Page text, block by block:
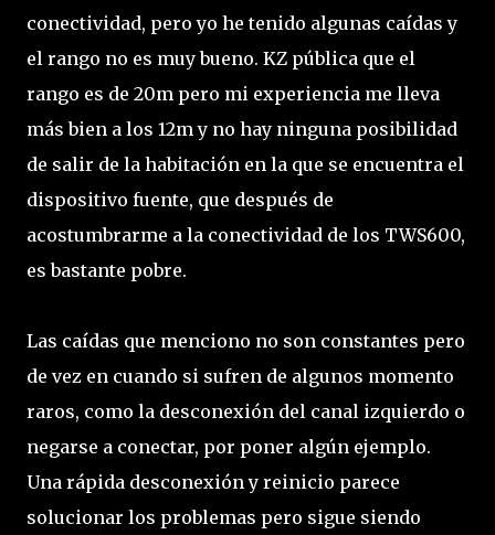
conectividad, pero yo he tenido algunas caídas y
el rango no es muy bueno. KZ pública que el
rango es de 20m pero mi experiencia me lleva
más bien a los 12m y no hay ninguna posibilidad
de salir de la habitación en la que se encuentra el
dispositivo fuente, que después de
acostumbrarme a la conectividad de los TWS600,
es bastante pobre.
Las caídas que menciono no son constantes pero
de vez en cuando si sufren de algunos momento
raros, como la desconexión del canal izquierdo o
negarse a conectar, por poner algún ejemplo.
Una rápida desconexión y reinicio parece
solucionar los problemas pero sigue siendo